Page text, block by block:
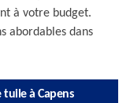
à votre budget.
abordables dans
à Capens